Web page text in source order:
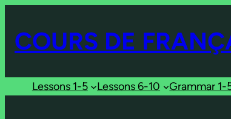
contenu
COURS DE
Lessons 1-5 Lessons 6-10 Grammar 1-